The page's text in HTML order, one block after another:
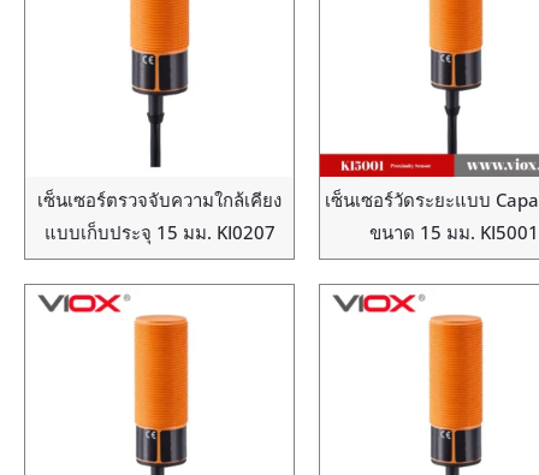
เซ็นเซอร์ตรวจจับความใกล้เคียง
แบบเก็บประจุ 15 มม. KI0207
เซ็นเซอร์วัดระยะแบบ
ขนาด 15 มม. KI5001